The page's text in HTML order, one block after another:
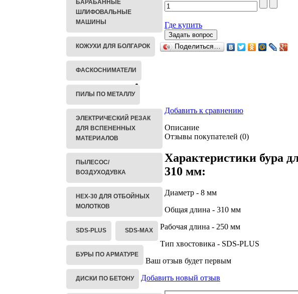
БАРАБАННЫЕ
ШЛИФОВАЛЬНЫЕ
МАШИНЫ
КОЖУХИ ДЛЯ БОЛГАРОК
ФАСКОСНИМАТЕЛИ
ПИЛЫ ПО МЕТАЛЛУ
ЭЛЕКТРИЧЕСКИЙ РЕЗАК
ДЛЯ ВСПЕНЕННЫХ
МАТЕРИАЛОВ
ПЫЛЕСОС/
ВОЗДУХОДУВКА
HEX-30 ДЛЯ ОТБОЙНЫХ
МОЛОТКОВ
SDS-PLUS SDS-MAX
БУРЫ ПО АРМАТУРЕ
ДИСКИ ПО БЕТОНУ
Где купить
Поделиться…
Добавить к сравнению
Описание
Отзывы покупателей (0)
Характеристики бура
310 мм:
Диаметр - 8 мм
Общая длина - 310 мм
Рабочая длина - 250 мм
Тип хвостовика - SDS-PLUS
Ваш отзыв будет первым
Добавить новый отзыв